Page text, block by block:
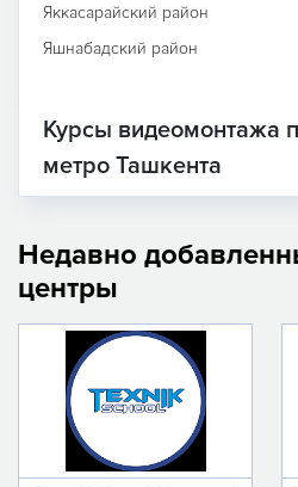
Яккасарайский район
Яшнабадский район
Курсы видеомонтажа
метро Ташкента
Недавно
центры